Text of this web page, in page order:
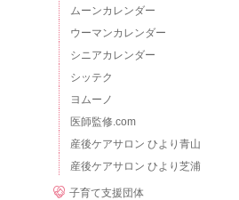
ムーンカレンダー
ウーマンカレンダー
シニアカレンダー
シッテク
ヨムーノ
医師監修.com
産後ケアサロン ひより青山
産後ケアサロン ひより芝浦
子育て支援団体